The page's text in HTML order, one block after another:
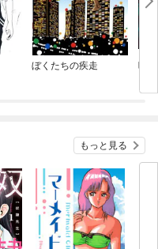
ぼくたちの疾走 呪
もっと見る